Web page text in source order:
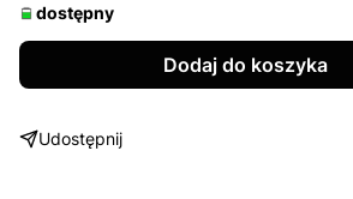
dostępny
Dodaj do koszyka
Udostępnij